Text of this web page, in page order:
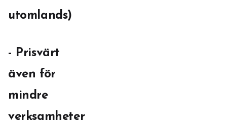
utomlands)
- Prisvärt
även för
mindre
verksamheter